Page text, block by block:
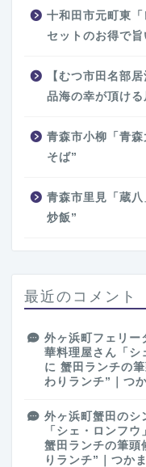
十和田市元町東
セットのお得で
【むつ市田名部
品海の幸が頂け
青森市小柳「青
そば”
青森市里見「蔵
炒飯”
最近のコメント
外ヶ浜町フェリー
華料理屋さん「シ
に 蟹田ランチの
わりランチ”｜つ
外ヶ浜町蟹田のシ
「シェ・ロンフ
蟹田ランチの筆頭
りランチ”｜つか